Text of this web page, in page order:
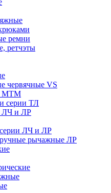
ремни
ретчэты
червячные VS
МТМ
серии ТЛ
ЛЧ и ЛР
ЛЧ и ЛР
рычажные ЛР